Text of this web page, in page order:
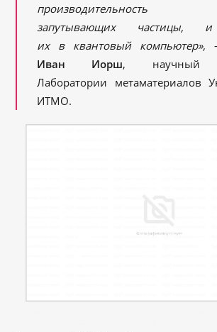
производительность
запутывающих частицы, и
их в квантовый компьютер»,
Иван Иорш, научный
Лаборатории метаматериалов
ИТМО.